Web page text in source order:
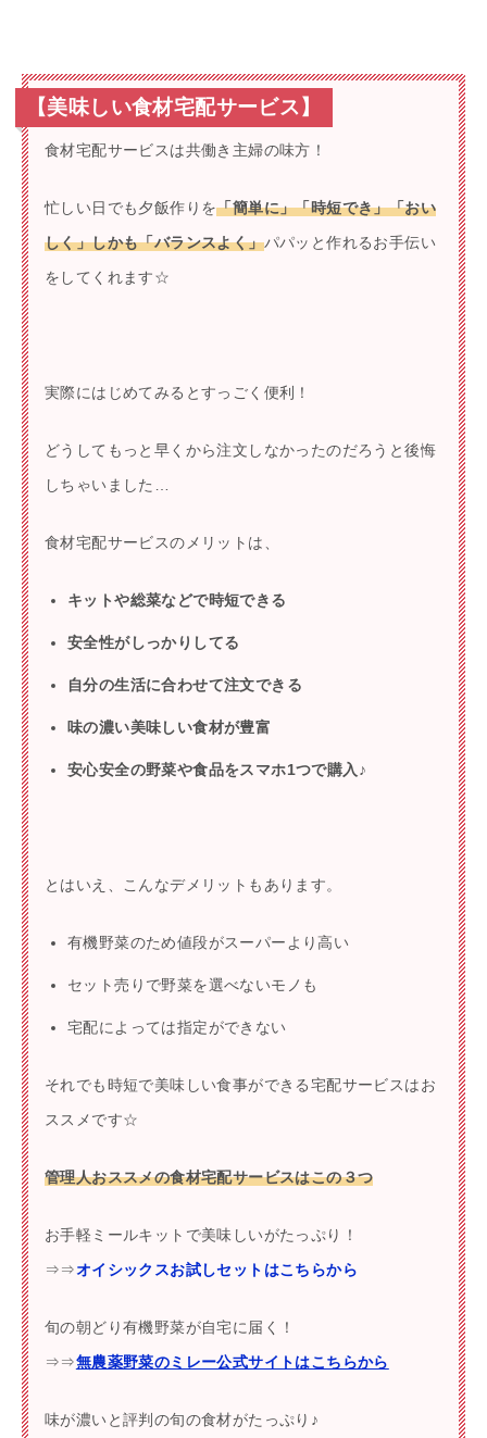
【美味しい食材宅配サービス】
食材宅配サービスは共働き主婦の味方！
忙しい日でも夕飯作りを「簡単に」「時短でき」「おい
しく」しかも「バランスよく」パパッと作れるお手伝い
をしてくれます☆
実際にはじめてみるとすっごく便利！
どうしてもっと早くから注文しなかったのだろうと後悔
しちゃいました…
食材宅配サービスのメリットは、
キットや総菜などで時短できる
安全性がしっかりしてる
自分の生活に合わせて注文できる
味の濃い美味しい食材が豊富
安心安全の野菜や食品をスマホ1つで購入♪
とはいえ、こんなデメリットもあります。
有機野菜のため値段がスーパーより高い
セット売りで野菜を選べないモノも
宅配によっては指定ができない
それでも時短で美味しい食事ができる宅配サービスはお
ススメです☆
管理人おススメの食材宅配サービスはこの３つ
お手軽ミールキットで美味しいがたっぷり！
⇒⇒オイシックスお試しセットはこちらから
旬の朝どり有機野菜が自宅に届く！
⇒⇒無農薬野菜のミレー公式サイトはこちらから
味が濃いと評判の旬の食材がたっぷり♪